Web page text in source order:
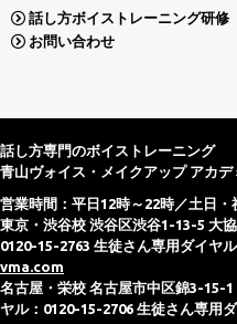
話し方ボイストレーニング研修
お問い合わせ
話し方専門のボイストレーニング
青山ヴォイス・メイクアップ アカデ
営業時間：平日12時～22時／土日・
東京・渋谷校 渋谷区渋谷1-13-5 大
0120-15-2763 生徒さん専用ダイヤ
vma.com
名古屋・栄校 名古屋市中区錦3-15-
ヤル：0120-15-2706 生徒さん専用